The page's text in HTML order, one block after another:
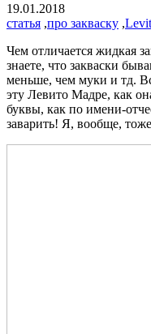
19.01.2018
статья ,про закваску ,
Чем отличается жидкая
знаете, что закваски
меньше, чем муки и тд.
эту Левито Мадре, как
буквы, как по имени-
заварить! Я, вообще,